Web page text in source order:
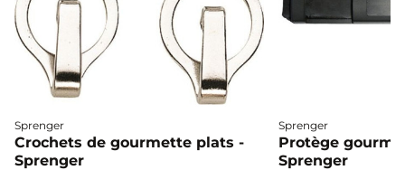
Sprenger
Crochets de gourmette plats -
Sprenger
Sprenger
Protège
Sprenger